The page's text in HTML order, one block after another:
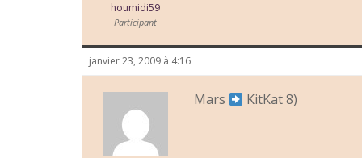
houmidi59
Participant
janvier 23, 2009 à 4:16
Mars KitKat 8)